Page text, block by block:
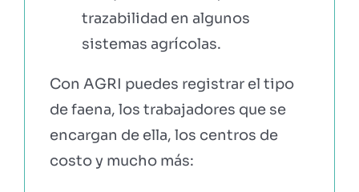
trazabilidad en algunos
sistemas agrícolas.
Con AGRI puedes registrar el tipo
de faena, los trabajadores que se
encargan de ella, los centros de
costo y mucho más: